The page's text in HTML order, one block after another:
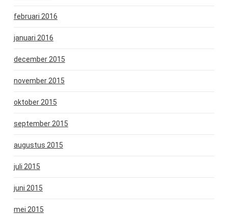
februari 2016
januari 2016
december 2015
november 2015
oktober 2015
september 2015
augustus 2015
juli 2015
juni 2015
mei 2015